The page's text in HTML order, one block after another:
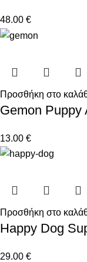
48.00 €
Προσθήκη στο
Gemon Puppy
13.00 €
Προσθήκη στο
Happy Dog
29.00 €